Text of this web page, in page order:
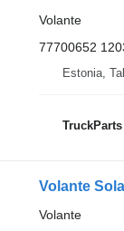
Volante
77700652
Estonia,
Volante
Volante